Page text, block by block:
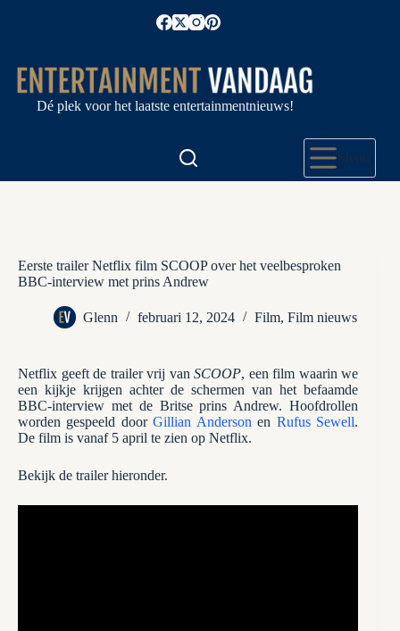
Dé plek voor het laatste entertainmentnieuws!
Menu
Eerste trailer Netflix film SCOOP over het veelbesproken
BBC-interview met prins Andrew
Glenn februari 12, 2024 Film, Film nieuws
Netflix geeft de trailer vrij vanSCOOP, een film waarin we
een kijkje krijgen achter de schermen van het befaamde
BBC-interview met de Britse prins Andrew. Hoofdrollen
worden gespeeld doorGillian Anderson en Rufus Sewell.
De film is vanaf 5 april te zien op Netflix.
Bekijk de trailer hieronder.